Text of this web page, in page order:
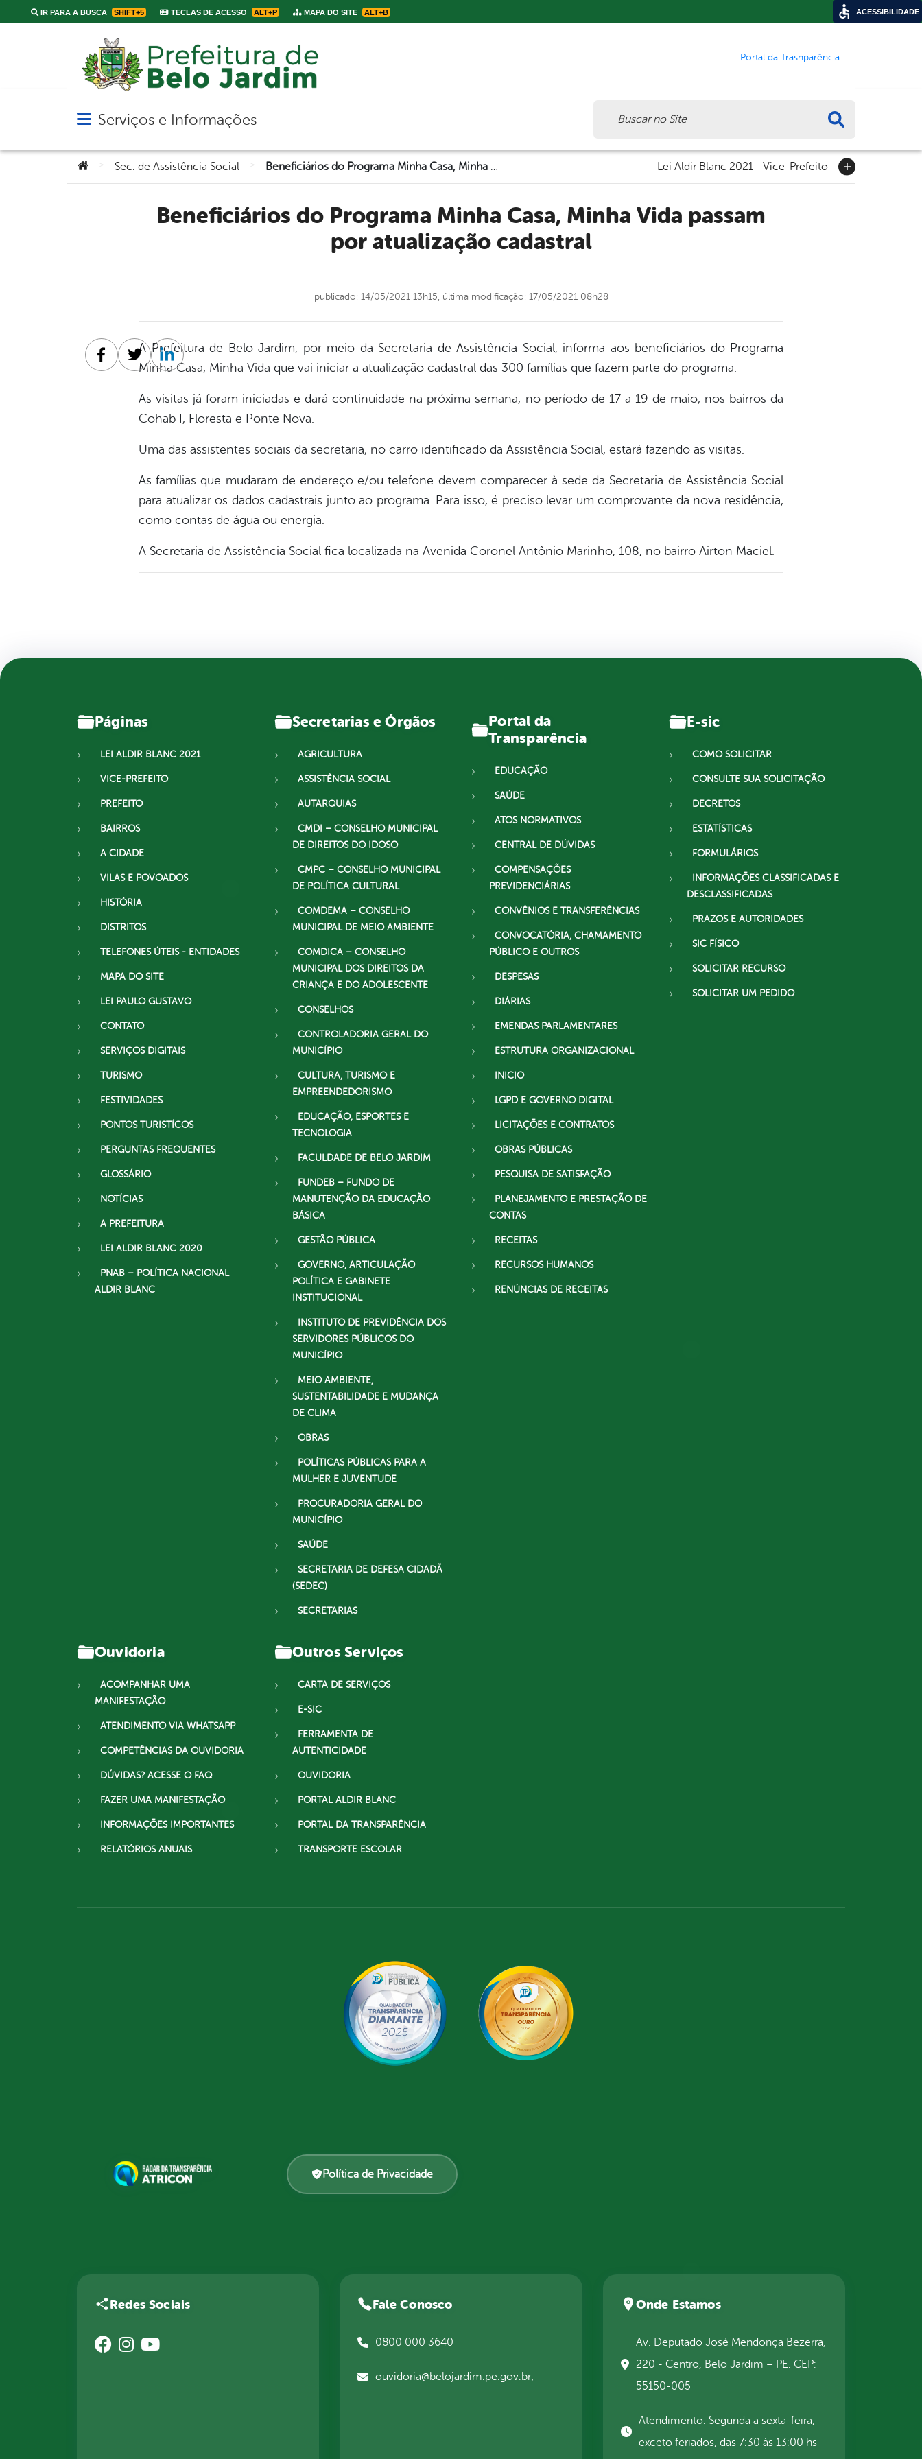
IR PARA A BUSCA SHIFT+5 TECLAS DE ACESSO ALT+P MAPA DO SITE ALT+B
Portal da Trasnparência
Abrir menu principal de navegação
Serviços e Informações
Você está aqui:Sec. de Assistência Social Lei Aldir Blanc 2021 Vice-Prefeito
Beneficiários do Programa Minha Casa, Minha Vida passam
por atualização cadastral
publicado: 14/05/2021 13h15, última modificação: 17/05/2021 08h28
A Prefeitura de Belo Jardim, por meio da Secretaria de Assistência Social, informa aos beneficiários do Programa
Minha Casa, Minha Vida que vai iniciar a atualização cadastral das 300 famílias que fazem parte do programa.
As visitas já foram iniciadas e dará continuidade na próxima semana, no período de 17 a 19 de maio, nos bairros da
Cohab I, Floresta e Ponte Nova.
Uma das assistentes sociais da secretaria, no carro identificado da Assistência Social, estará fazendo as visitas.
As famílias que mudaram de endereço e/ou telefone devem comparecer à sede da Secretaria de Assistência Social
para atualizar os dados cadastrais junto ao programa. Para isso, é preciso levar um comprovante da nova residência,
como contas de água ou energia.
A Secretaria de Assistência Social fica localizada na Avenida Coronel Antônio Marinho, 108, no bairro Airton Maciel.
Facebook
TwitterLinkedin
Páginas
LEI ALDIR BLANC 2021
VICE-PREFEITO
PREFEITO
BAIRROS
A CIDADE
VILAS E POVOADOS
HISTÓRIA
DISTRITOS
TELEFONES ÚTEIS - ENTIDADES
MAPA DO SITE
LEI PAULO GUSTAVO
CONTATO
SERVIÇOS DIGITAIS
TURISMO
FESTIVIDADES
PONTOS TURISTÍCOS
PERGUNTAS FREQUENTES
GLOSSÁRIO
NOTÍCIAS
A PREFEITURA
LEI ALDIR BLANC 2020
PNAB – POLÍTICA NACIONAL
ALDIR BLANC
Secretarias e Órgãos
AGRICULTURA
ASSISTÊNCIA SOCIAL
AUTARQUIAS
CMDI – CONSELHO MUNICIPAL
DE DIREITOS DO IDOSO
CMPC – CONSELHO MUNICIPAL
DE POLÍTICA CULTURAL
COMDEMA – CONSELHO
MUNICIPAL DE MEIO AMBIENTE
COMDICA – CONSELHO
MUNICIPAL DOS DIREITOS DA
CRIANÇA E DO ADOLESCENTE
CONSELHOS
CONTROLADORIA GERAL DO
MUNICÍPIO
CULTURA, TURISMO E
EMPREENDEDORISMO
EDUCAÇÃO, ESPORTES E
TECNOLOGIA
FACULDADE DE BELO JARDIM
FUNDEB – FUNDO DE
MANUTENÇÃO DA EDUCAÇÃO
BÁSICA
GESTÃO PÚBLICA
GOVERNO, ARTICULAÇÃO
POLÍTICA E GABINETE
INSTITUCIONAL
INSTITUTO DE PREVIDÊNCIA DOS
SERVIDORES PÚBLICOS DO
MUNICÍPIO
MEIO AMBIENTE,
SUSTENTABILIDADE E MUDANÇA
DE CLIMA
OBRAS
POLÍTICAS PÚBLICAS PARA A
MULHER E JUVENTUDE
PROCURADORIA GERAL DO
MUNICÍPIO
SAÚDE
SECRETARIA DE DEFESA CIDADÃ
(SEDEC)
SECRETARIAS
Portal da
Transparência
EDUCAÇÃO
SAÚDE
ATOS NORMATIVOS
CENTRAL DE DÚVIDAS
COMPENSAÇÕES
PREVIDENCIÁRIAS
CONVÊNIOS E TRANSFERÊNCIAS
CONVOCATÓRIA, CHAMAMENTO
PÚBLICO E OUTROS
DESPESAS
DIÁRIAS
EMENDAS PARLAMENTARES
ESTRUTURA ORGANIZACIONAL
INICIO
LGPD E GOVERNO DIGITAL
LICITAÇÕES E CONTRATOS
OBRAS PÚBLICAS
PESQUISA DE SATISFAÇÃO
PLANEJAMENTO E PRESTAÇÃO DE
CONTAS
RECEITAS
RECURSOS HUMANOS
RENÚNCIAS DE RECEITAS
E-sic
COMO SOLICITAR
CONSULTE SUA SOLICITAÇÃO
DECRETOS
ESTATÍSTICAS
FORMULÁRIOS
INFORMAÇÕES CLASSIFICADAS E
DESCLASSIFICADAS
PRAZOS E AUTORIDADES
SIC FÍSICO
SOLICITAR RECURSO
SOLICITAR UM PEDIDO
Ouvidoria
ACOMPANHAR UMA
MANIFESTAÇÃO
ATENDIMENTO VIA WHATSAPP
COMPETÊNCIAS DA OUVIDORIA
DÚVIDAS? ACESSE O FAQ
FAZER UMA MANIFESTAÇÃO
INFORMAÇÕES IMPORTANTES
RELATÓRIOS ANUAIS
Outros Serviços
CARTA DE SERVIÇOS
E-SIC
FERRAMENTA DE
AUTENTICIDADE
OUVIDORIA
PORTAL ALDIR BLANC
PORTAL DA TRANSPARÊNCIA
TRANSPORTE ESCOLAR
Política de Privacidade
Redes Sociais Fale Conosco
0800 000 3640
ouvidoria@belojardim.pe.gov.br;
Onde Estamos
Av. Deputado José Mendonça Bezerra,
220 - Centro, Belo Jardim – PE. CEP:
55150-005
Atendimento: Segunda a sexta-feira,
exceto feriados, das 7:30 às 13:00 hs
ACESSIBILIDADE